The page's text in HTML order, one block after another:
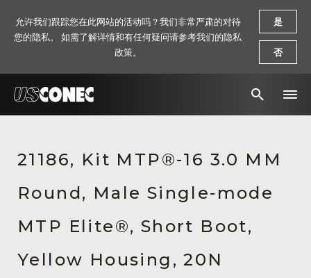
解决方案
产品
资源
关于我们
21186, Kit MTP®-16 3.0 MM
Round, Male Single-mode
MTP Elite®, Short Boot,
Yellow Housing, 20N
允许我们跟踪您在此网站的活动吗？我们非常严肃的对待
您的隐私。 如需了解详情和有任何疑问请参考我们的隐私
政策。
是
否